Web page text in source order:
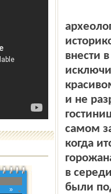
»
внести
и не
самом
когда
в
были